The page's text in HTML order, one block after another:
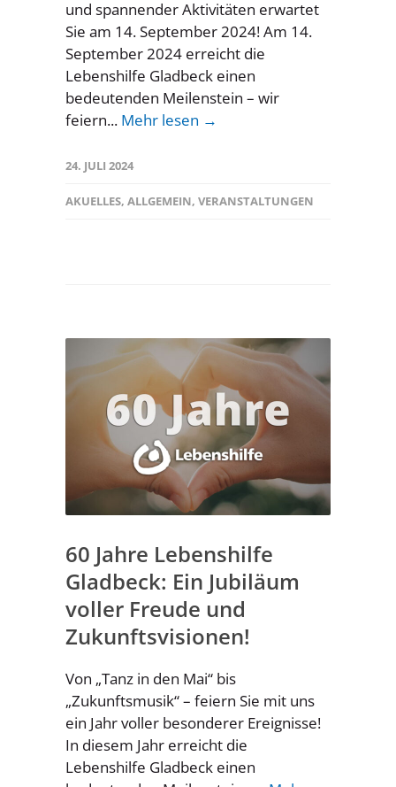
und spannender Aktivitäten erwartet
Sie am 14. September 2024! Am 14.
September 2024 erreicht die
Lebenshilfe Gladbeck einen
bedeutenden Meilenstein – wir
feiern... Mehr lesen →
24. JULI 2024
AKUELLES, ALLGEMEIN, VERANSTALTUNGEN
60 Jahre Lebenshilfe
Gladbeck: Ein Jubiläum
voller Freude und
Zukunftsvisionen!
Von „Tanz in den Mai“ bis
„Zukunftsmusik“ – feiern Sie mit uns
ein Jahr voller besonderer Ereignisse!
In diesem Jahr erreicht die
Lebenshilfe Gladbeck einen